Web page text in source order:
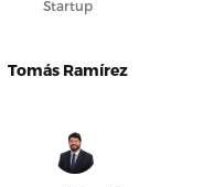
Startup
Tomás Ramírez